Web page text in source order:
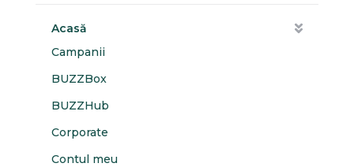
Acasă
Campanii
BUZZBox
BUZZHub
Corporate
Contul meu